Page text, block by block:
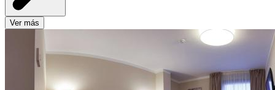
Ver más